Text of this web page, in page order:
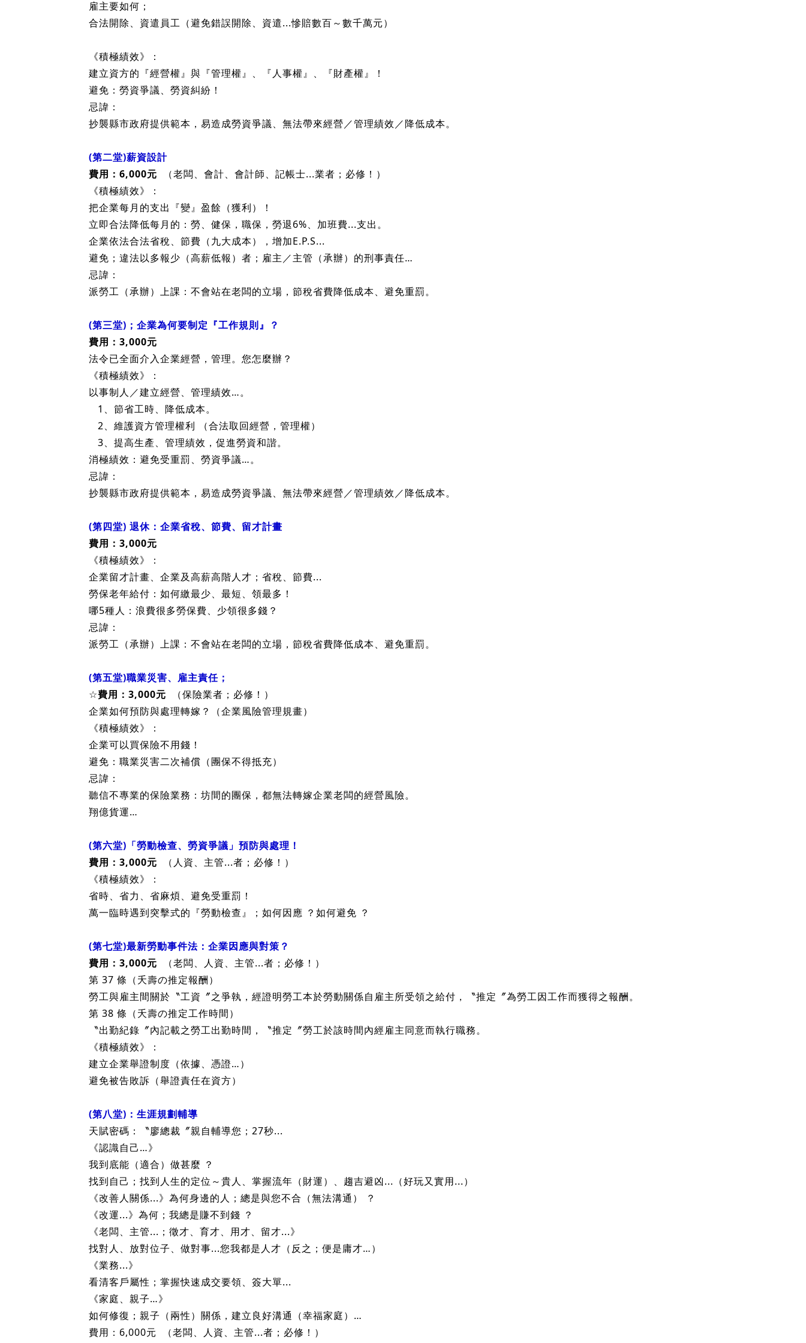
課程內容預告
(第一堂)；『勞動契約』生死門
勞基法給勞工的3件『金鐘罩鐵布衫』及一支『尚方寶劍』你不可不知！
法律已介入企業經營、管理、人事及財務權... 你不可不知！
雇主要如何；
合法開除、資遣員工（避免錯誤開除、資遣...慘賠數百～數千萬元）
建立資方的『經營權』與『管理權』、『人事權』、『財產權』！
避免：勞資爭議、勞資糾紛！
忌諱：
抄襲縣市政府提供範本，易造成勞資爭議、無法帶來經營／管理績效／降低成本。
(第二堂)薪資設計
費用：6,000元（老闆、會計、會計師、記帳士...業者；必修！）
《積極績效》：
把企業每月的支出『變』盈餘（獲利）！
企業依法合法省稅、節費（九大成本），增加E.P.S...
避免；違法以多報少（高薪低報）者；雇主／主管（承辦）的刑事責任…
忌諱：
派勞工（承辦）上課：不會站在老闆的立場，節稅省費降低成本、避免重罰。
(第三堂)；企業為何要制定『工作規則』？
費用：3,000元
法令已全面介入企業經營，管理。您怎麼辦？
《積極績效》：
以事制人／建立經營、管理績效…。
1、節省工時、降低成本。
3、提高生產、管理績效，促進勞資和諧。
消極績效：避免受重罰、勞資爭議…。
忌諱：
抄襲縣市政府提供範本，易造成勞資爭議、無法帶來經營／管理績效／降低成本。
(第四堂) 退休：企業省稅、節費、留才計畫
費用：3,000元
《積極績效》：
勞保老年給付：如何繳最少、最短、領最多！
哪5種人：浪費很多勞保費、少領很多錢？
忌諱：
派勞工（承辦）上課：不會站在老闆的立場，節稅省費降低成本、避免重罰。
(第五堂)職業災害、雇主責任；
☆費用：3,000元
企業如何預防與處理轉嫁？（企業風險管理規畫）
《積極績效》：
避免：職業災害二次補償（團保不得抵充）
忌諱：
聽信不專業的保險業務：坊間的團保，都無法轉嫁企業老闆的經營風險。
翔億貨運…
費用：3,000元（人資、主管...者；必修！）
《積極績效》：
省時、省力、省麻煩、避免受重罰！
萬一臨時遇到突擊式的『勞動檢查』；如何因應 ？如何避免 ？
(第七堂)最新勞動事件法：企業因應與對策？
費用：3,000元
第 37 條（夭壽の推定報酬）
勞工與雇主間關於〝工資〞之爭執，經證明勞工本於勞動關係自雇主所受領之給付，〝推定〞為勞工因工作而獲得之報酬。
〝出勤紀錄〞內記載之勞工出勤時間，〝推定〞勞工於該時間內經雇主同意而執行職務。
《積極績效》：
建立企業舉證制度（依據、憑證…）
避免被告敗訴（舉證責任在資方）
(第八堂)：生涯規劃輔導
天賦密碼：〝廖總裁〞親自輔導您；27秒...
《認識自己…》
我到底能（適合）做甚麼 ？
找到自己；找到人生的定位～貴人、掌握流年（財運）、趨吉避凶...（好玩又實用...）
《改善人關係...》為何身邊的人；總是與您不合（無法溝通） ？
《改運...》為何；我總是賺不到錢 ？
《老闆、主管...；徵才、育才、用才、留才...》
找對人、放對位子、做對事...您我都是人才（反之；便是庸才…）